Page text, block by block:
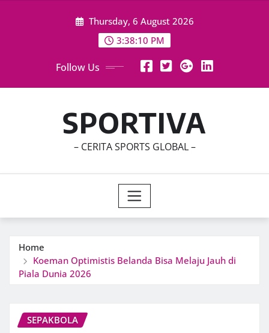
Thursday, 6 August 2026
3:38:12 PM
Follow Us
SPORTIVA
– CERITA SPORTS GLOBAL –
Home
Koeman Optimistis Belanda Bisa Melaju Jauh di
Piala Dunia 2026
SEPAKBOLA